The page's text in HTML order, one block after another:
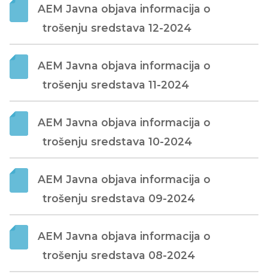
AEM Javna objava informacija o
trošenju sredstava 12-2024
AEM Javna objava informacija o
trošenju sredstava 11-2024
AEM Javna objava informacija o
trošenju sredstava 10-2024
AEM Javna objava informacija o
trošenju sredstava 09-2024
AEM Javna objava informacija o
trošenju sredstava 08-2024